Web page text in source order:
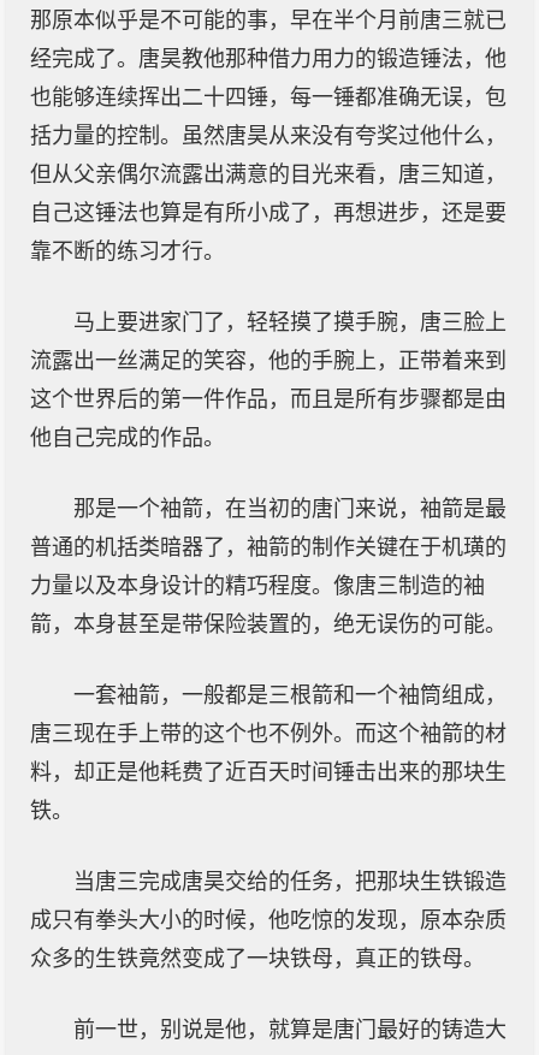
那原本似乎是不可能的事，早在半个月前唐三就已
经完成了。唐昊教他那种借力用力的锻造锤法，他
也能够连续挥出二十四锤，每一锤都准确无误，包
括力量的控制。虽然唐昊从来没有夸奖过他什么，
但从父亲偶尔流露出满意的目光来看，唐三知道，
自己这锤法也算是有所小成了，再想进步，还是要
靠不断的练习才行。
马上要进家门了，轻轻摸了摸手腕，唐三脸上
流露出一丝满足的笑容，他的手腕上，正带着来到
这个世界后的第一件作品，而且是所有步骤都是由
他自己完成的作品。
那是一个袖箭，在当初的唐门来说，袖箭是最
普通的机括类暗器了，袖箭的制作关键在于机璜的
力量以及本身设计的精巧程度。像唐三制造的袖
箭，本身甚至是带保险装置的，绝无误伤的可能。
一套袖箭，一般都是三根箭和一个袖筒组成，
唐三现在手上带的这个也不例外。而这个袖箭的材
料，却正是他耗费了近百天时间锤击出来的那块生
铁。
当唐三完成唐昊交给的任务，把那块生铁锻造
成只有拳头大小的时候，他吃惊的发现，原本杂质
众多的生铁竟然变成了一块铁母，真正的铁母。
前一世，别说是他，就算是唐门最好的铸造大